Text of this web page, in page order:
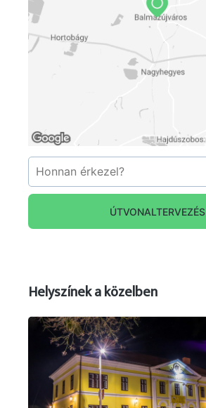
ÚTVONALTERVEZÉS
Helyszínek a közelben